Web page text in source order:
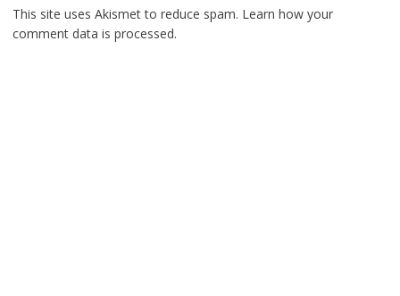
This site uses Akismet to reduce spam. Learn how your
comment data is processed.